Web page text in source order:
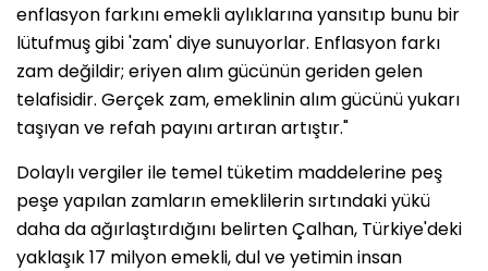
enflasyon farkını emekli aylıklarına yansıtıp bunu bir
lütufmuş gibi 'zam' diye sunuyorlar. Enflasyon farkı
zam değildir; eriyen alım gücünün geriden gelen
telafisidir. Gerçek zam, emeklinin alım gücünü yukarı
taşıyan ve refah payını artıran artıştır."
Dolaylı vergiler ile temel tüketim maddelerine peş
peşe yapılan zamların emeklilerin sırtındaki yükü
daha da ağırlaştırdığını belirten Çalhan, Türkiye'deki
yaklaşık 17 milyon emekli, dul ve yetimin insan